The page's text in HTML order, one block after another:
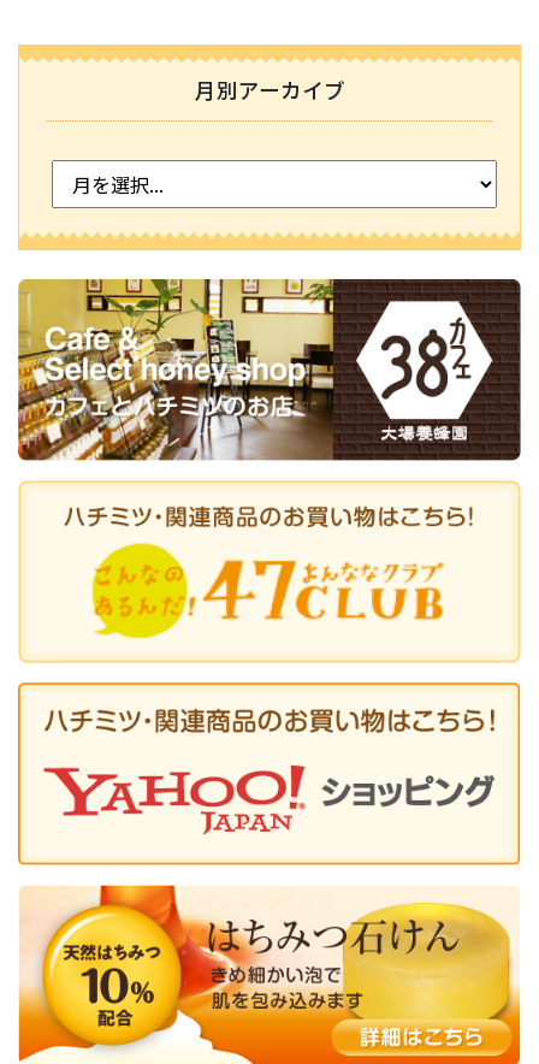
月別アーカイブ